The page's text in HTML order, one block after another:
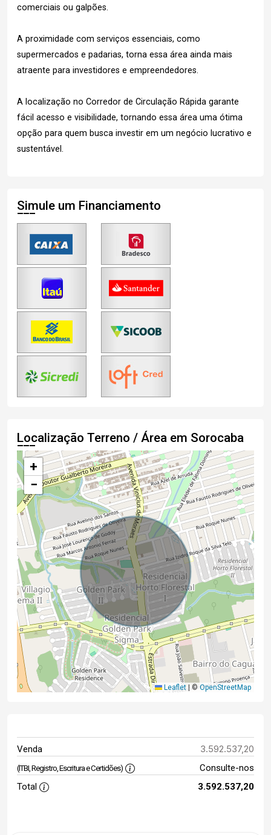
comerciais ou galpões.
A proximidade com serviços essenciais, como
supermercados e padarias, torna essa área ainda mais
atraente para investidores e empreendedores.
A localização no Corredor de Circulação Rápida garante
fácil acesso e visibilidade, tornando essa área uma ótima
opção para quem busca investir em um negócio lucrativo e
sustentável.
Simule um Financiamento
Localização Terreno / Área em Sorocaba
+
−
Leaflet |©OpenStreetMap
Venda 3.592.537,20
(ITBI, Registro, Escritura e Certidões)
Consulte-nos
Total
3.592.537,20